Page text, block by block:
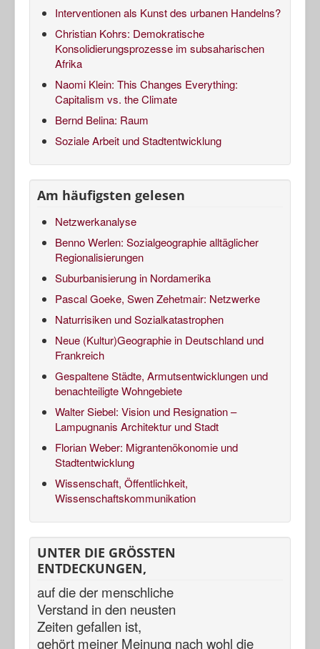
Interventionen als Kunst des urbanen Handelns?
Christian Kohrs: Demokratische
Konsolidierungsprozesse im subsaharischen
Afrika
Naomi Klein: This Changes Everything:
Capitalism vs. the Climate
Bernd Belina: Raum
Soziale Arbeit und Stadtentwicklung
Am häufigsten gelesen
Netzwerkanalyse
Benno Werlen: Sozialgeographie alltäglicher
Regionalisierungen
Suburbanisierung in Nordamerika
Pascal Goeke, Swen Zehetmair: Netzwerke
Naturrisiken und Sozialkatastrophen
Neue (Kultur)Geographie in Deutschland und
Frankreich
Gespaltene Städte, Armutsentwicklungen und
benachteiligte Wohngebiete
Walter Siebel: Vision und Resignation –
Lampugnanis Architektur und Stadt
Florian Weber: Migrantenökonomie und
Stadtentwicklung
Wissenschaft, Öffentlichkeit,
Wissenschaftskommunikation
UNTER DIE GRÖSSTEN
ENTDECKUNGEN,
auf die der menschliche
Verstand in den neusten
Zeiten gefallen ist,
gehört meiner Meinung nach wohl die